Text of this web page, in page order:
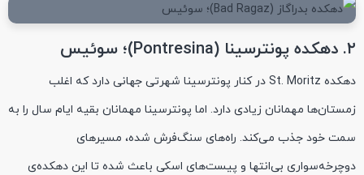
۲. دهکده پونترسینا (Pontresina)؛ سوئیس
دهکده St. Moritz در کنار پونترسینا شهرتی جهانی دارد که اغلب
زمستان‌ها مهمانان زیادی دارد. اما پونترسینا مهمانان بقیه ایام سال را به
سمت خود جذب می‌کند. راه‌های سنگ‌فرش شده، مسیرهای
دوچرخه‌سواری بی‌انتها و پیست‌های اسکی باعث شده تا این دهکده‌ی